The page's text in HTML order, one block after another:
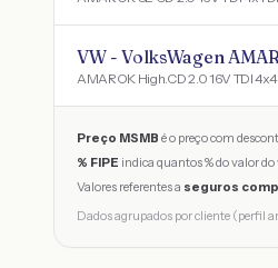
VW - VolksWagen
Preço MSMB é o preço com
% FIPE indica quantos % do valor do
Valores referentes a seguros
Dados agrupados por cliente (perfil